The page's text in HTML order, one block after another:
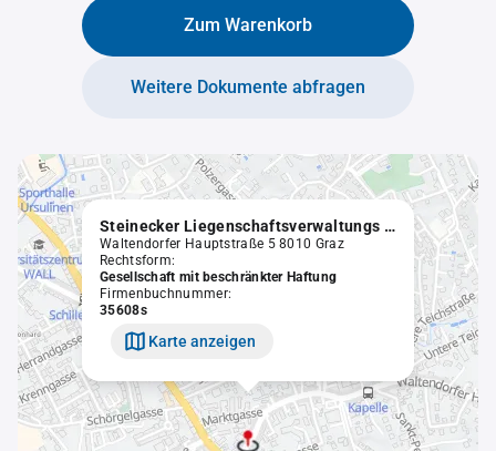
Zum Warenkorb
Weitere Dokumente abfragen
Steinecker Liegenschaftsverwaltungs GmbH
Waltendorfer Hauptstraße 5 8010 Graz
Rechtsform:
Gesellschaft mit beschränkter Haftung
Firmenbuchnummer:
35608s
Karte anzeigen